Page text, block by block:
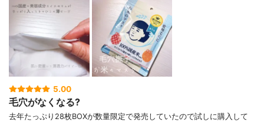
5.00
毛穴がなくなる?
去年たっぷり28枚BOXが数量限定で発売していたので試しに購入して